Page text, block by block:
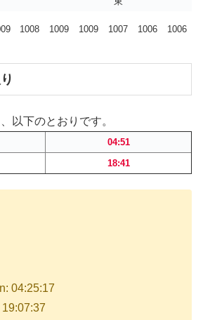
1008 1009 1009 1007 1006 1006
以下のとおりです。
04:51
18:41
04:25:17